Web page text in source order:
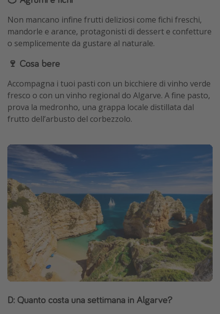
Non mancano infine frutti deliziosi come fichi freschi,
mandorle e arance, protagonisti di dessert e confetture
o semplicemente da gustare al naturale.
🍷 Cosa bere
Accompagna i tuoi pasti con un bicchiere di vinho verde
fresco o con un vinho regional do Algarve. A fine pasto,
prova la medronho, una grappa locale distillata dal
frutto dell’arbusto del corbezzolo.
D: Quanto costa una settimana in Algarve?